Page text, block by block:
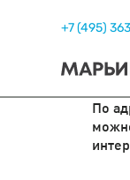
+7 (495)
По